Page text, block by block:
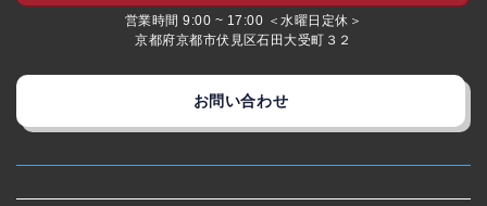
営業時間 9:00 ~ 17:00 ＜水曜日定休＞
京都府京都市伏見区石田大受町３２
お問い合わせ